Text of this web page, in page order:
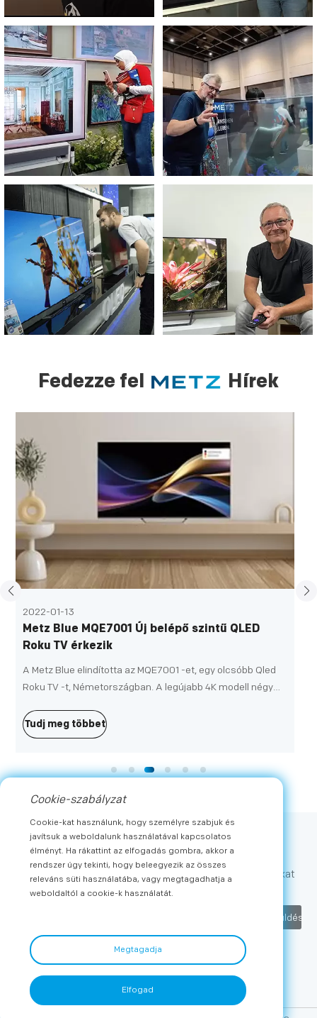
Fedezze fel Hírek
2022-01-13
Metz Blue MQE7001 Új belépő szintű QLED
Roku TV érkezik
A Metz Blue elindította az MQE7001 -et, egy olcsóbb Qled
Roku TV -t, Németországban. A legújabb 4K modell négy
Vision -t és a HDR10+-ot. További funkciók közé tartozik
az integráció a különféle intelligens otthoni platformokkal,
hangszórókkal.
Tudj meg többet
Iratkozz fel
Szerezze meg a legfrissebb híreket és exkluzív ajánlatokat
a METZ-től
Beküldés
Cookie-szabályzat
Cookie-kat használunk, hogy személyre szabjuk és
javítsuk a weboldalunk használatával kapcsolatos
élményt. Ha rákattint az elfogadás gombra, akkor a
rendszer úgy tekinti, hogy beleegyezik az összes
releváns süti használatába, vagy megtagadhatja a
weboldaltól a cookie-k használatát.
Megtagadja
Elfogad